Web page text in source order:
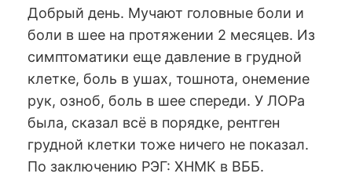
Добрый день. Мучают головные боли и
боли в шее на протяжении 2 месяцев. Из
симптоматики еще давление в грудной
клетке, боль в ушах, тошнота, онемение
рук, озноб, боль в шее спереди. У ЛОРа
была, сказал всё в порядке, рентген
грудной клетки тоже ничего не показал.
По заключению РЭГ: ХНМК в ВББ.